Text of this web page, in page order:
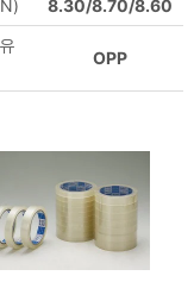
8.30/8.70/8.60
OPP